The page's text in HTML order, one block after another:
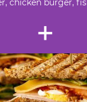
chicken burger,
+